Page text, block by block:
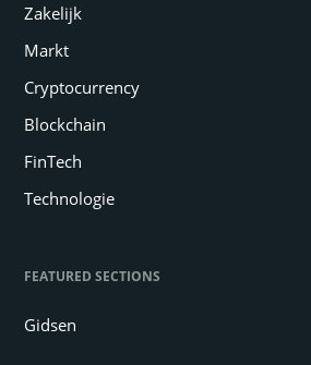
Zakelijk
Markt
Cryptocurrency
Blockchain
FinTech
Technologie
FEATURED SECTIONS
Gidsen